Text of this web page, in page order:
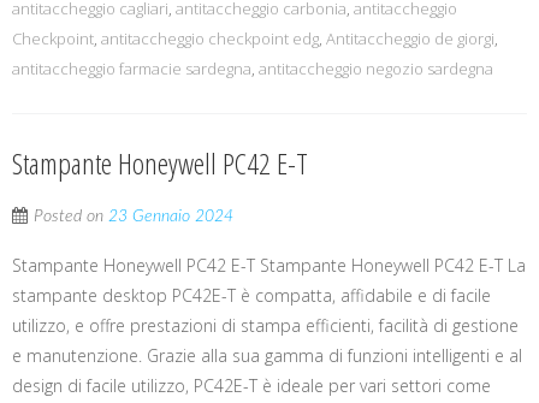
antitaccheggio cagliari, antitaccheggio carbonia, antitaccheggio
Checkpoint, antitaccheggio checkpoint edg, Antitaccheggio de giorgi,
antitaccheggio farmacie sardegna, antitaccheggio negozio sardegna
Stampante Honeywell PC42 E-T
Posted on 23 Gennaio 2024
Stampante Honeywell PC42 E-T Stampante Honeywell PC42 E-T La
stampante desktop PC42E-T è compatta, affidabile e di facile
utilizzo, e offre prestazioni di stampa efficienti, facilità di gestione
e manutenzione. Grazie alla sua gamma di funzioni intelligenti e al
design di facile utilizzo, PC42E-T è ideale per vari settori come